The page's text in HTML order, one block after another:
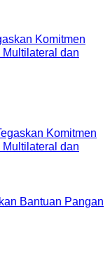
Komitmen
Multilateral dan
Bantuan Pangan